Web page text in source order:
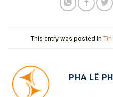
This entry was posted in
PHA LÊ